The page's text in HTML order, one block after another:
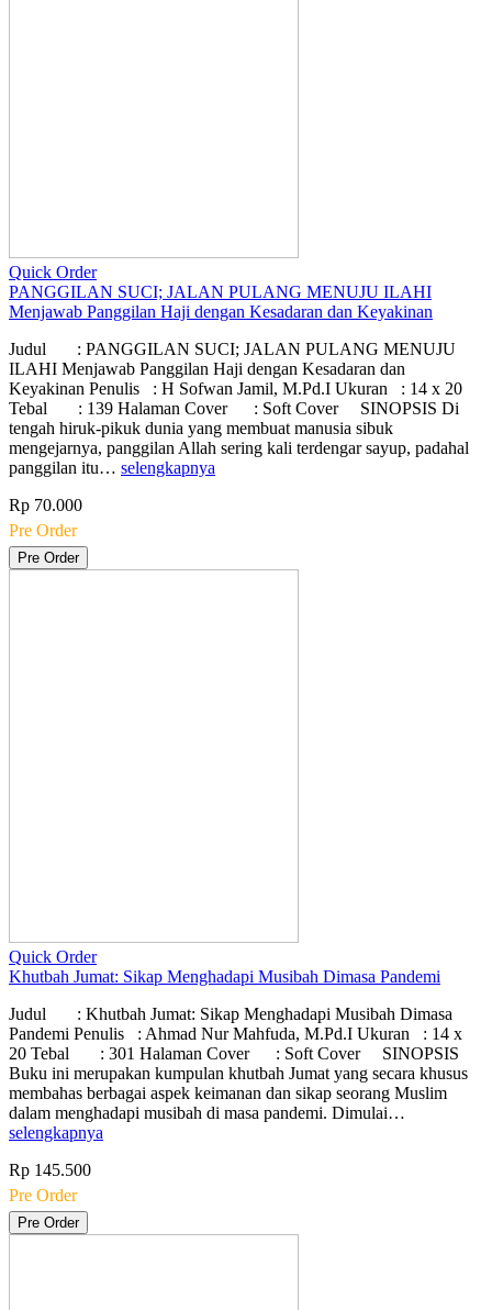
Quick Order
PANGGILAN SUCI; JALAN PULANG MENUJU ILAHI
Menjawab Panggilan Haji dengan Kesadaran dan Keyakinan
Judul : PANGGILAN SUCI; JALAN PULANG MENUJU
ILAHI Menjawab Panggilan Haji dengan Kesadaran dan
Keyakinan Penulis : H Sofwan Jamil, M.Pd.I Ukuran : 14 x 20
Tebal : 139 Halaman Cover : Soft Cover SINOPSIS Di
tengah hiruk-pikuk dunia yang membuat manusia sibuk
mengejarnya, panggilan Allah sering kali terdengar sayup, padahal
panggilan itu… selengkapnya
Rp 70.000
Pre Order
Pre Order
Quick Order
Khutbah Jumat: Sikap Menghadapi Musibah Dimasa Pandemi
Judul : Khutbah Jumat: Sikap Menghadapi Musibah Dimasa
Pandemi Penulis : Ahmad Nur Mahfuda, M.Pd.I Ukuran : 14 x
20 Tebal : 301 Halaman Cover : Soft Cover SINOPSIS
Buku ini merupakan kumpulan khutbah Jumat yang secara khusus
membahas berbagai aspek keimanan dan sikap seorang Muslim
dalam menghadapi musibah di masa pandemi. Dimulai…
selengkapnya
Rp 145.500
Pre Order
Pre Order